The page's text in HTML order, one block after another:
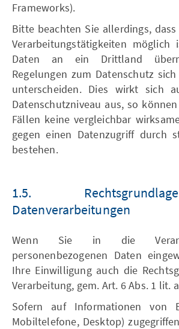
Frameworks).
Bitte beachten Sie allerdings,
Verarbeitungstätigkeiten
Daten an ein Drittland
Regelungen zum Datenschutz sich
unterscheiden. Dies wirkt sich
Datenschutzniveau aus, so
Fällen keine vergleichbar
gegen einen Datenzugriff durch
bestehen.
1.5.
Datenverarbeitungen
Wenn Sie in die
personenbezogenen Daten
Ihre Einwilligung auch die
Verarbeitung, gem. Art. 6 Abs. 1 lit. a
Sofern auf Informationen von
Mobiltelefone, Desktop)